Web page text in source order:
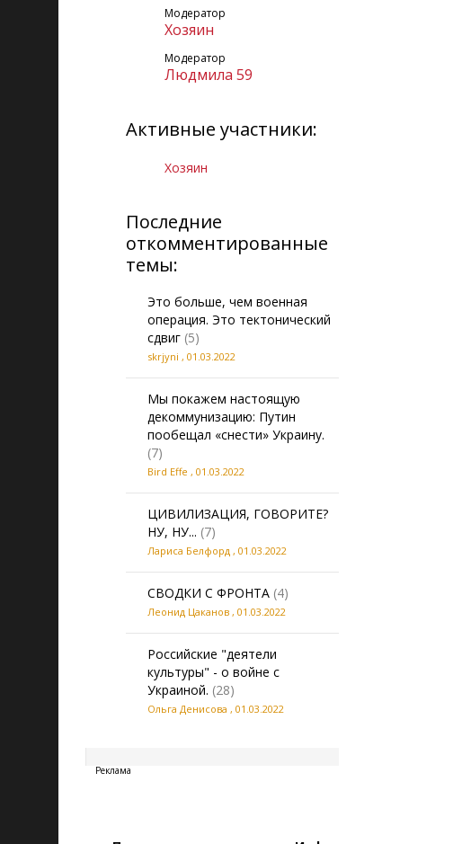
Модератор
Xoзяин
Модератор
Людмила 59
Активные участники:
Xoзяин
Последние
откомментированные
темы:
Это больше, чем военная
операция. Это тектонический
сдвиг (5)
skrjyni , 01.03.2022
Мы покажем настоящую
декоммунизацию: Путин
пообещал «снести» Украину.
(7)
Bird Effe , 01.03.2022
ЦИВИЛИЗАЦИЯ, ГОВОРИТЕ?
НУ, НУ... (7)
Лариса Белфорд , 01.03.2022
СВОДКИ С ФРОНТА (4)
Леонид Цаканов , 01.03.2022
Российские "деятели
культуры" - о войне с
Украиной. (28)
Ольга Денисова , 01.03.2022
Реклама